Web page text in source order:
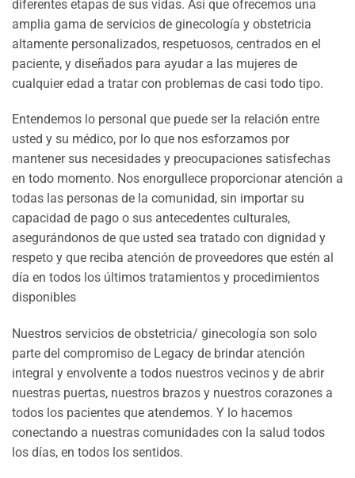
diferentes etapas de sus vidas. Así que ofrecemos una
amplia gama de servicios de ginecología y obstetricia
altamente personalizados, respetuosos, centrados en el
paciente, y diseñados para ayudar a las mujeres de
cualquier edad a tratar con problemas de casi todo tipo.
Entendemos lo personal que puede ser la relación entre
usted y su médico, por lo que nos esforzamos por
mantener sus necesidades y preocupaciones satisfechas
en todo momento. Nos enorgullece proporcionar atención a
todas las personas de la comunidad, sin importar su
capacidad de pago o sus antecedentes culturales,
asegurándonos de que usted sea tratado con dignidad y
respeto y que reciba atención de proveedores que estén al
día en todos los últimos tratamientos y procedimientos
disponibles
Nuestros servicios de obstetricia/ ginecología son solo
parte del compromiso de Legacy de brindar atención
integral y envolvente a todos nuestros vecinos y de abrir
nuestras puertas, nuestros brazos y nuestros corazones a
todos los pacientes que atendemos. Y lo hacemos
conectando a nuestras comunidades con la salud todos
los días, en todos los sentidos.